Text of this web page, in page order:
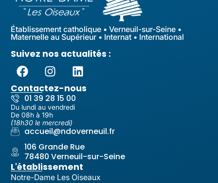
Établissement catholique • Verneuil-sur-Seine •
Maternelle au Supérieur • Internat • International
Suivez nos actualités :
Contactez-nous
01 39 28 15 00
Du lundi au vendredi
De 08h à 19h
(18h30 le mercredi)
accueil@ndoverneuil.fr
106 Grande Rue
78480 Verneuil-sur-Seine
L'établissement
Notre-Dame Les Oiseaux